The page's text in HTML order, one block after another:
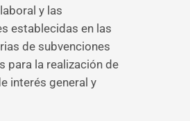
y las
establecidas en las
de subvenciones
para la realización de
interés general y